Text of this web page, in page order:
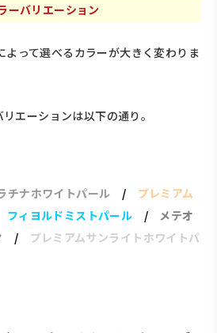
バリエーション
って選べるカラーが大きく変わりま
エーションは以下の通り。
チナホワイトパール /
プレミアム
フィヨルドミストパール / メテオ
/ プレミアムサンライトホワイトパ